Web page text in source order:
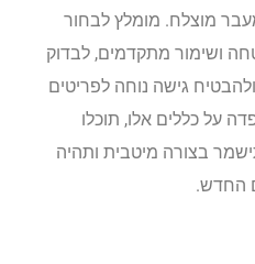
מוצלח. מומלץ לבחור
ושימור מתקדמים, לבדוק
גישה נוחה לפריטים
על כללים אלו, תוכלו
בצורה מיטבית ותהיה
החדש.